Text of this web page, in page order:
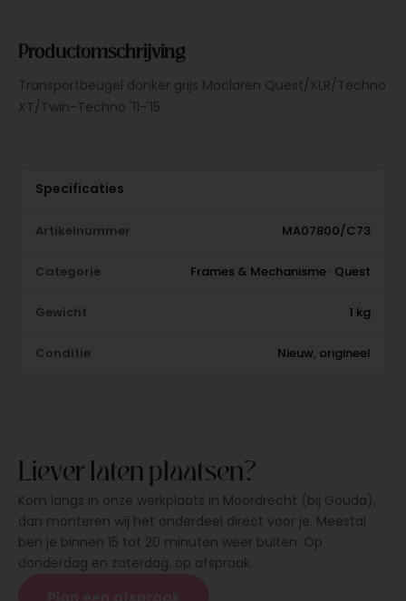
Productomschrijving
Transportbeugel donker grijs Maclaren Quest/XLR/Techno
XT/Twin-Techno '11-'15
Specificaties
Artikelnummer MA07800/C73
Categorie Frames & Mechanisme · Quest
Gewicht 1 kg
Conditie Nieuw, origineel
Liever laten plaatsen?
Kom langs in onze werkplaats in Moordrecht (bij Gouda),
dan monteren wij het onderdeel direct voor je. Meestal
ben je binnen 15 tot 20 minuten weer buiten. Op
donderdag en zaterdag, op afspraak.